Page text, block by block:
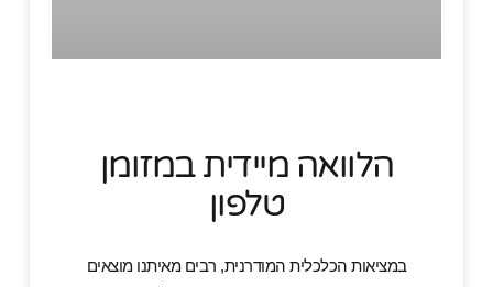
הלוואה מיידית במזומן
טלפון
במציאות הכלכלית המודרנית, רבים מאיתנו מוצאים